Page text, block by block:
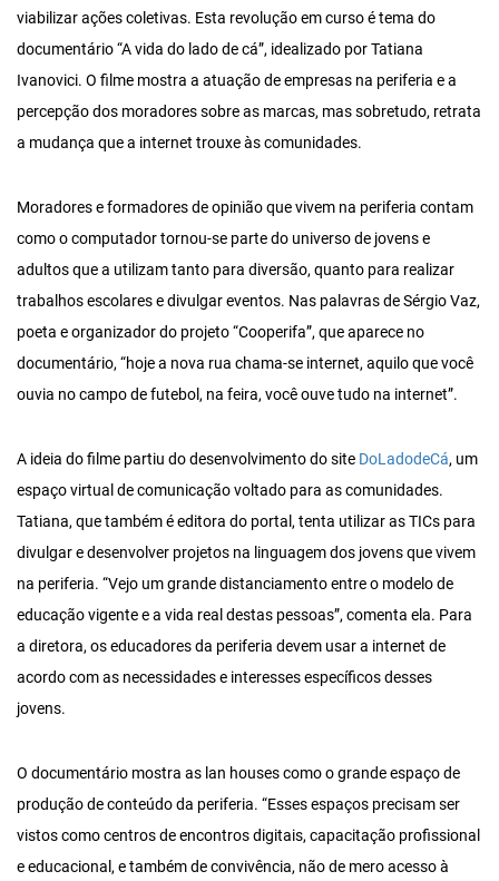
viabilizar ações coletivas. Esta revolução em curso é tema do
documentário “A vida do lado de cá”, idealizado por Tatiana
Ivanovici. O filme mostra a atuação de empresas na periferia e a
percepção dos moradores sobre as marcas, mas sobretudo, retrata
a mudança que a internet trouxe às comunidades.
Moradores e formadores de opinião que vivem na periferia contam
como o computador tornou-se parte do universo de jovens e
adultos que a utilizam tanto para diversão, quanto para realizar
trabalhos escolares e divulgar eventos. Nas palavras de Sérgio Vaz,
poeta e organizador do projeto “Cooperifa”, que aparece no
documentário, “hoje a nova rua chama-se internet, aquilo que você
ouvia no campo de futebol, na feira, você ouve tudo na internet”.
A ideia do filme partiu do desenvolvimento do site DoLadodeCá, um
espaço virtual de comunicação voltado para as comunidades.
Tatiana, que também é editora do portal, tenta utilizar as TICs para
divulgar e desenvolver projetos na linguagem dos jovens que vivem
na periferia. “Vejo um grande distanciamento entre o modelo de
educação vigente e a vida real destas pessoas”, comenta ela. Para
a diretora, os educadores da periferia devem usar a internet de
acordo com as necessidades e interesses específicos desses
jovens.
O documentário mostra as lan houses como o grande espaço de
produção de conteúdo da periferia. “Esses espaços precisam ser
vistos como centros de encontros digitais, capacitação profissional
e educacional, e também de convivência, não de mero acesso à